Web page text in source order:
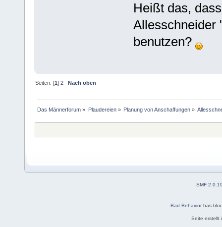
Heißt das,
Allesschneider
benutzen?
Seiten: [1]2 Nach oben
Das Männerforum » Plaudereien» Planung von Anschaffungen»
SMF
Bad Behaviorhas
Seite erstellt